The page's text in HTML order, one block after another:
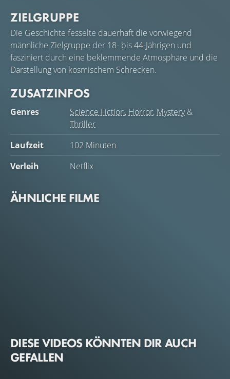
ZIELGRUPPE
Die Geschichte fesselte dauerhaft die vorwiegend
männliche Zielgruppe der 18- bis 44-Jährigen und
fasziniert durch eine beklemmende Atmosphäre und die
Darstellung von kosmischem Schrecken.
ZUSATZINFOS
Genres Science Fiction, Horror, Mystery&
Thriller
Laufzeit
102 Minuten
Verleih
Netflix
ÄHNLICHE FILME
DIESE VIDEOS KÖNNTEN DIR AUCH
GEFALLEN